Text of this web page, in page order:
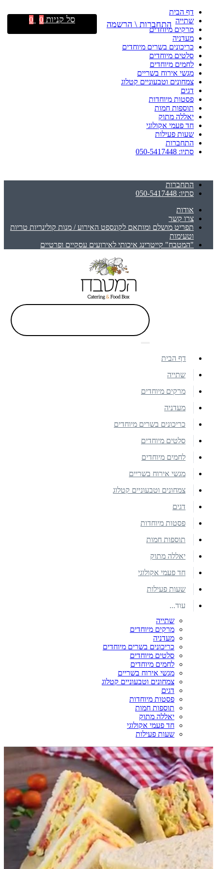
דף הבית
שתייה
מרקים מיוחדים
מעדניה
כריכונים בשרים מיוחדים
סלטים מיוחדים
לחמים מיוחדים
מגשי אירוח בשריים
צמחונים וטבעוניים קטלוג
דגים
פסטות מיוחדות
תוספות חמות
יאללה מתוק
חד פעמי אקולוגי
שעות פעילות
התחברות
סתיו: 050-5417448
התחברות
סתיו: 050-5417448
אודות
צרו קשר
תפריט מושלם ומותאם לקונספט האירוע / מנות קולינריות טריות
וטעימות
"המטבח" קייטרינג איכותי לאירועים עסקיים ופרטיים
התחברות \ הרשמה סל קניות 0
0
דף הבית
שתייה
מרקים מיוחדים
מעדניה
כריכונים בשרים מיוחדים
סלטים מיוחדים
לחמים מיוחדים
מגשי אירוח בשריים
צמחונים וטבעוניים קטלוג
דגים
פסטות מיוחדות
תוספות חמות
יאללה מתוק
חד פעמי אקולוגי
שעות פעילות
עוד...
שתייה
מרקים מיוחדים
מעדניה
כריכונים בשרים מיוחדים
סלטים מיוחדים
לחמים מיוחדים
מגשי אירוח בשריים
צמחונים וטבעוניים קטלוג
דגים
פסטות מיוחדות
תוספות חמות
יאללה מתוק
חד פעמי אקולוגי
שעות פעילות